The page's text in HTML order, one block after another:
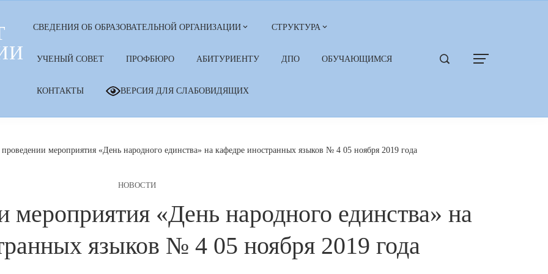
СВЕДЕНИЯ ОБ ОБРАЗОВАТЕЛЬНОЙ ОРГАНИЗАЦИИ СТРУКТУРА
УЧЕНЫЙ СОВЕТ ПРОФБЮРО АБИТУРИЕНТУ ДПО ОБУЧАЮЩИМСЯ
КОНТАКТЫ ВЕРСИЯ ДЛЯ СЛАБОВИДЯЩИХ
мероприятия «День народного единства» на кафедре иностранных языков № 4 05 ноября 2019 года
НОВОСТИ
мероприятия «День народного единства» на
языков № 4 05 ноября 2019 года